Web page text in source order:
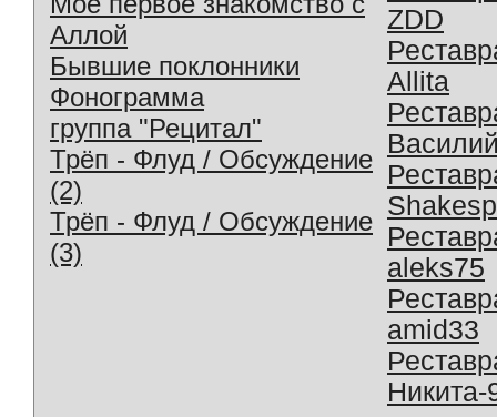
Аллой
Бывшие поклонники
Фонограмма
группа "Рецитал"
Трёп - Флуд / Обсуждение
(2)
Трёп - Флуд / Обсуждение
(3)
ZDD
Allita
aleks75
amid33
Никита-